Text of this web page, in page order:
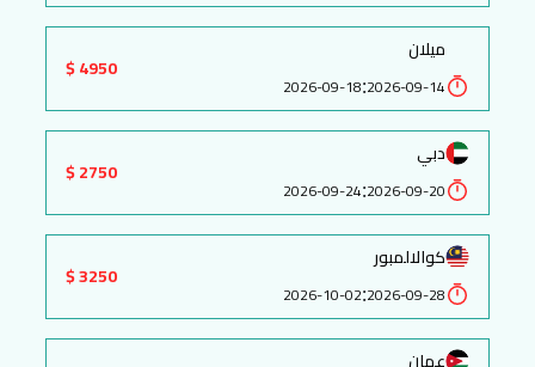
ميلان
2026-09-14
:
2026-09-18
4950 $
دبي
2026-09-20
:
2026-09-24
2750 $
كوالالمبور
2026-09-28
:
2026-10-02
3250 $
عمان